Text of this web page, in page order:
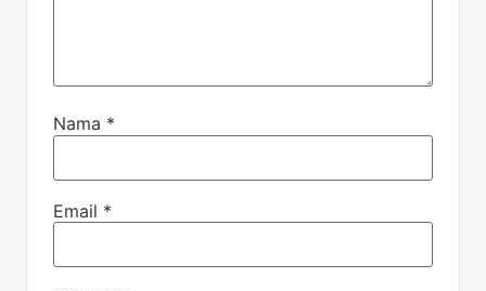
Nama *
Email *